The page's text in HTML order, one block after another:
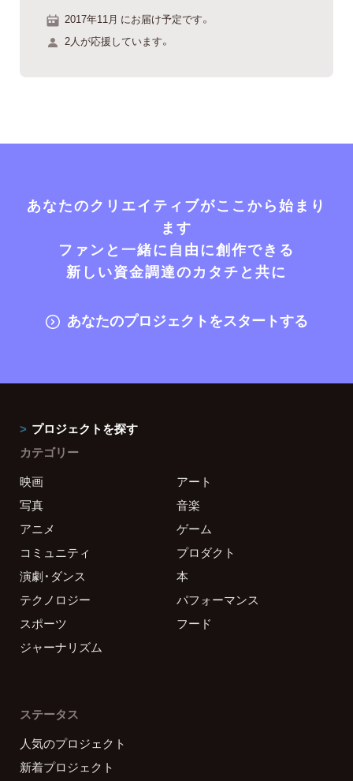
2017年11月 にお届け予定です。
2人が応援しています。
あなたのクリエイティブがここから始まり
ます
ファンと一緒に自由に創作できる
新しい資金調達のカタチと共に
あなたのプロジェクトをスタートする
プロジェクトを探す
カテゴリー
映画
アート
写真
音楽
アニメ
ゲーム
コミュニティ
プロダクト
演劇・ダンス
本
テクノロジー
パフォーマンス
スポーツ
フード
ジャーナリズム
ステータス
人気のプロジェクト
新着プロジェクト